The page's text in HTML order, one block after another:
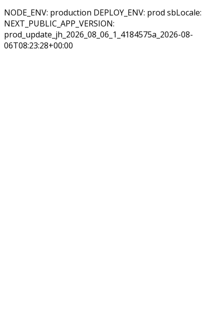
NODE_ENV: production DEPLOY_ENV: prod sbLocale:
NEXT_PUBLIC_APP_VERSION:
prod_update_jh_2026_08_06_1_4184575a_2026-08-
06T08:23:28+00:00